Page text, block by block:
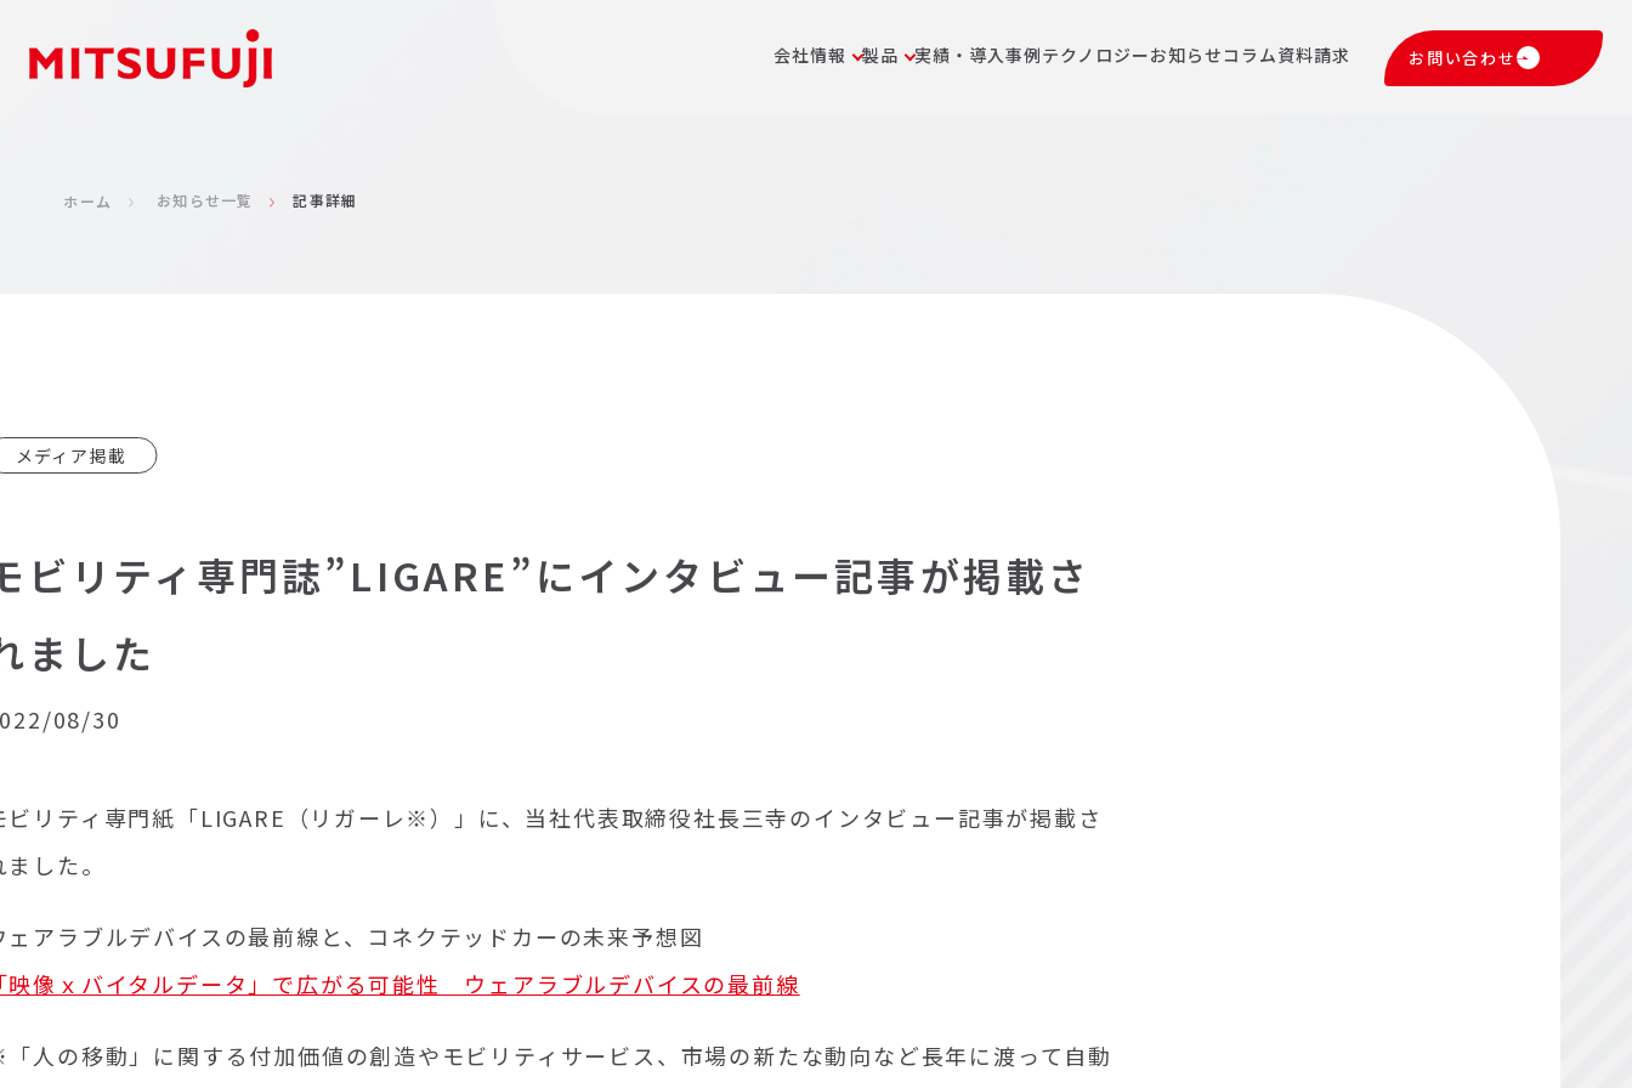
会社情報 製品 実績・導入事例テクノロジーお知らせコラム資料請求 お問い合わせ
ホーム お知らせ一覧 記事詳細
メディア掲載
ビリティ専門誌”LIGARE”にインタビュー記事が掲載さ
ました
08/30
ビリティ専門紙「LIGARE（リガーレ※）」に、当社代表取締役社長三寺のインタビュー記事が掲載さ
ました。
ェアラブルデバイスの最前線と、コネクテッドカーの未来予想図
映像ｘバイタルデータ」で広がる可能性 ウェアラブルデバイスの最前線
人の移動」に関する付加価値の創造やモビリティサービス、市場の新たな動向など長年に渡って自動